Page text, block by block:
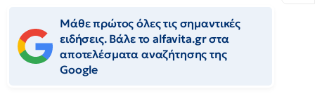
Μάθε πρώτος όλες τις σημαντικές
ειδήσεις. Βάλε το alfavita.gr στα
αποτελέσματα αναζήτησης της
Google